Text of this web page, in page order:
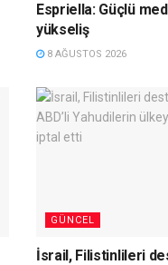
Espriella: Güçlü
yükseliş
8 AĞUSTOS 2026
GÜNCEL
İsrail, Filistinlileri